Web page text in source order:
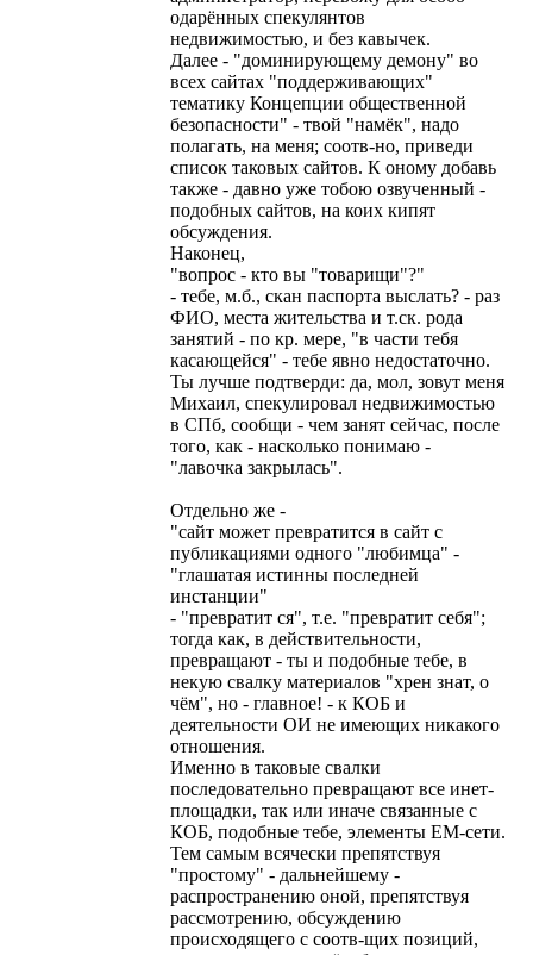
одарённых спекулянтов
недвижимостью, и без кавычек.
Далее - "доминирующему демону" во
всех сайтах "поддерживающих"
тематику Концепции общественной
безопасности" - твой "намёк", надо
полагать, на меня; соотв-но, приведи
список таковых сайтов. К оному добавь
также - давно уже тобою озвученный -
подобных сайтов, на коих кипят
обсуждения.
Наконец,
"вопрос - кто вы "товарищи"?"
- тебе, м.б., скан паспорта выслать? - раз
ФИО, места жительства и т.ск. рода
занятий - по кр. мере, "в части тебя
касающейся" - тебе явно недостаточно.
Ты лучше подтверди: да, мол, зовут меня
Михаил, спекулировал недвижимостью
в СПб, сообщи - чем занят сейчас, после
того, как - насколько понимаю -
"лавочка закрылась".
Отдельно же -
"сайт может превратится в сайт с
публикациями одного "любимца" -
"глашатая истинны последней
инстанции"
- "превратит ся", т.е. "превратит себя";
тогда как, в действительности,
превращают - ты и подобные тебе, в
некую свалку материалов "хрен знат, о
чём", но - главное! - к КОБ и
деятельности ОИ не имеющих никакого
отношения.
Именно в таковые свалки
последовательно превращают все инет-
площадки, так или иначе связанные с
КОБ, подобные тебе, элементы ЕМ-сети.
Тем самым всячески препятствуя
"простому" - дальнейшему -
распространению оной, препятствуя
рассмотрению, обсуждению
происходящего с соотв-щих позиций,